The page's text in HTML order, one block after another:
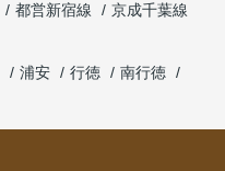
都営新宿線
京成千葉線
浦安 行徳
南行徳